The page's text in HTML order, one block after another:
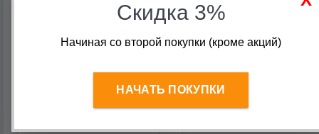
Скидка 3%
Начиная со второй покупки (кроме акций)
НАЧАТЬ ПОКУПКИ